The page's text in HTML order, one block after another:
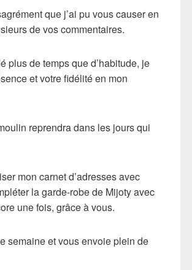
que j’ai pu vous causer en
de vos commentaires.
plus de temps que d’habitude, je
et votre fidélité en mon
reprendra dans les jours qui
mon carnet d’adresses avec
la garde-robe de Mijoty avec
une fois, grâce à vous.
semaine et vous envoie plein de